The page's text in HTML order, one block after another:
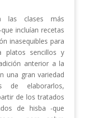
las clases más
incluían recetas
inasequibles para
platos sencillos y
anterior a la
una gran variedad
de elaborarlos,
de los tratados
de hisba -que